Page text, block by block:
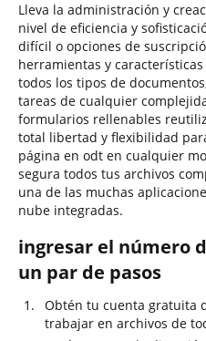
Lleva la administración y
nivel de eficiencia y
difícil o opciones de
herramientas y
todos los tipos de
tareas de cualquier
formularios rellenables
total libertad y flexibilidad
página en odt en cualquier
segura todos tus archivos
una de las muchas
nube integradas.
ingresar el número
un par de pasos
Obtén tu cuenta gratuita
trabajar en archivos de